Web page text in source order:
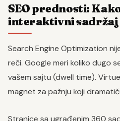
SEO prednosti:
interaktivni sadržaj
Search Engine Optimization
reči. Google meri koliko dugo
vašem sajtu (dwell time).
magnet za pažnju koji
Stranice sa ugrađenim 360